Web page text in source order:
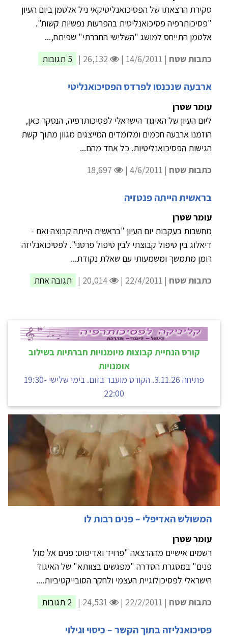
סקירת הרצאתו של הפסיכואנליטיקאי ניל אלטמן ביום העיון
"פסיכותרפיה פסיכואנליטית בהפרעות נפשיות קשות".
אלטמן התייחס למושג "השלישי החברתי" שפיתח,...
כתבות שטח | 14/6/2011 | 5 תגובות
ארבעה שנכנסו לפרדס הפסיכואנליטי
עומר שטרן
ליום העיון של האיגוד הישראלי לפסיכותרפיה, הנסקר כאן,
הוזמנו ארבעה חכמים ומלומדים המייצגים מגוון מתוך קשת
הגישות הפסיכואנליטיות. כל אחד מהם...
כתבות שטח | 4/6/2011 |
בראשית הייתה פנטזיה
עומר שטרן
מחשבות בעקבות יום העיון "בראשית הייתה קבוצה ואם -
דיאלוג בין טיפול קבוצתי לבין טיפול פרטני". לפסיכואנליזה
רומן מתמשך ומשמעותי עם שאלת נקודת...
כתבות שטח | 22/4/2011 | תגובה אחת
קורס הנחיית קבוצות מיומנויות חברתיות בשילוב
אומנויות
פתיחה 3.11.26. הקורס מועבר בזום. בימי שלישי 19:30-
22:00
המשולש האדיפלי – פנים רבות לו
עומר שטרן
רשמים אישיים מההרצאה "פרויד ואדיפוס: פנים אל מול
פנים" במסגרת הסדרה "מפגשים בצוותא" של האיגוד
הישראלי לפסיכולוגיית העצמי ולחקר הסובייקטיביות....
כתבות שטח | 22/2/2011 | 2 תגובות
פסיכואנליזה בתוך הקשר – כיסוי וגילוי